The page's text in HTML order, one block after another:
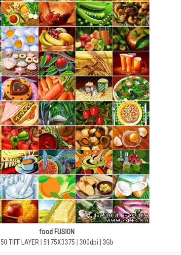
food FUSION
50 TIFF LAYER | 5175X3375 | 300dpi | 3Gb